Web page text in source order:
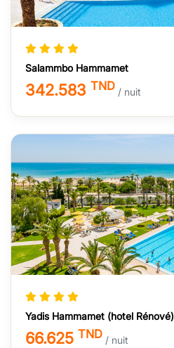
Salammbo Hammamet
342.583 TND / nuit
Yadis Hammamet (hotel Rénové)
66.625 TND / nuit